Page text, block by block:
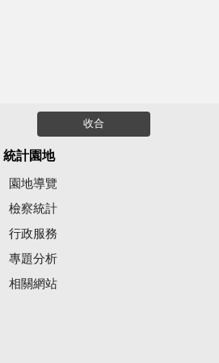
收合
統計園地
園地導覽
檢察統計
行政服務
專題分析
相關網站